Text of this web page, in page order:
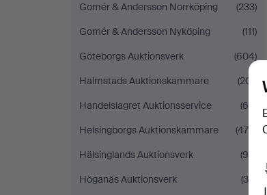
Gomér & Andersson Norrköping
(233)
Gomér & Andersson Nyköping
(111)
Göteborgs Auktionsverk
(604)
Halmstads Auktionskammare
(201)
Handelslagret Auktionsservice
(60)
Helsingborgs Auktionskammare
(475)
Hälsinglands Auktionsverk
(95)
Höganäs Auktionsverk
(35)